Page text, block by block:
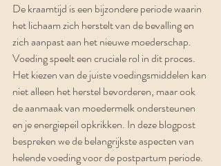
De kraamtijd is een bijzondere periode waarin
het lichaam zich herstelt van de bevalling en
zich aanpast aan het nieuwe moederschap.
Voeding speelt een cruciale rol in dit proces.
Het kiezen van de juiste voedingsmiddelen kan
niet alleen het herstel bevorderen, maar ook
de aanmaak van moedermelk ondersteunen
en je energiepeil opkrikken. In deze blogpost
bespreken we de belangrijkste aspecten van
helende voeding voor de postpartum periode.